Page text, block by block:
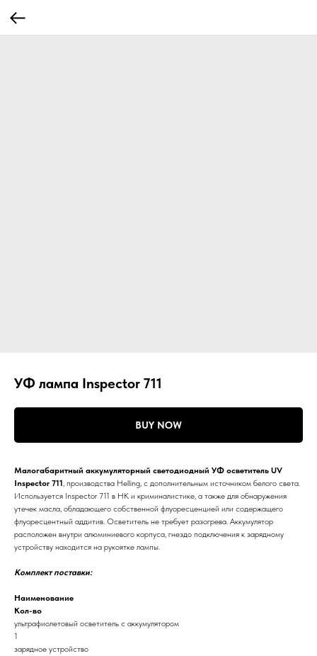
УФ лампа Inspector 711
BUY NOW
Малогабаритный аккумуляторный светодиодный УФ осветитель UV
Inspector 711, производства Helling, с дополнительным источником белого света.
Используется Inspector 711 в НК и криминалистике, а также для обнаружения
утечек масла, обладающего собственной флуоресценцией или содержащего
флуоресцентный аддитив. Осветитель не требует разогрева. Аккумулятор
расположен внутри алюминиевого корпуса, гнездо подключения к зарядному
устройству находится на рукоятке лампы.
Комплект поставки:
Наименование
Кол-во
ультрафиолетовый осветитель с аккумулятором
1
зарядное устройство